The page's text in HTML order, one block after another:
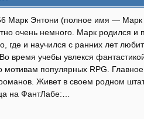
Марк Энтони (полное имя —
очень немного. Марк родился и
и научился с ранних лет
время учебы увлекся
мотивам популярных RPG.
Живет в своем родном
на ФантЛабе:…